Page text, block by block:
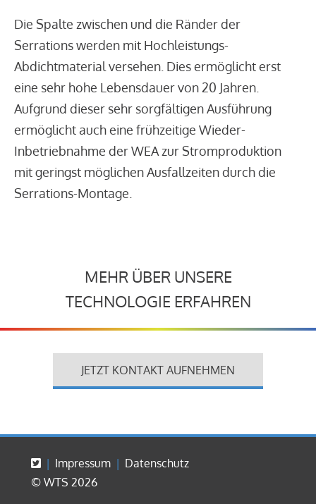
Die Spalte zwischen und die Ränder der
Serrations werden mit Hochleistungs-
Abdichtmaterial versehen. Dies ermöglicht erst
eine sehr hohe Lebensdauer von 20 Jahren.
Aufgrund dieser sehr sorgfältigen Ausführung
ermöglicht auch eine frühzeitige Wieder-
Inbetriebnahme der WEA zur Stromproduktion
mit geringst möglichen Ausfallzeiten durch die
Serrations-Montage.
MEHR ÜBER UNSERE
TECHNOLOGIE ERFAHREN
JETZT KONTAKT AUFNEHMEN
Impressum
Datenschutz
© WTS 2026